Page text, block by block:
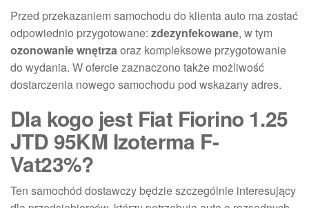
Przed przekazaniem samochodu do klienta auto ma zostać
odpowiednio przygotowane: zdezynfekowane, w tym
ozonowanie wnętrzaoraz kompleksowe przygotowanie
do wydania. W ofercie zaznaczono także możliwość
dostarczenia nowego samochodu pod wskazany adres.
Dla kogo jest Fiat Fiorino 1.25
JTD 95KM Izoterma F-
Vat23%?
Ten samochód dostawczy będzie szczególnie interesujący